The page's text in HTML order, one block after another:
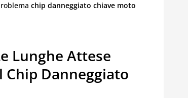
chip danneggiato chiave moto
Lunghe Attese
Chip Danneggiato